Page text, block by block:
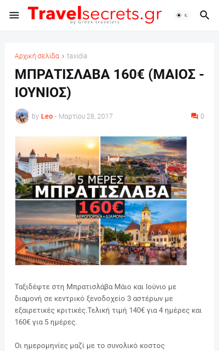
Αρχική σελίδα taxidia
ΜΠΡΑΤΙΣΛΑΒΑ 160€ (ΜΑΙΟΣ -
ΙΟΥΝΙΟΣ)
by Leo - Μαρτίου 28, 2017 0
Ταξιδέψτε στη Μπρατισλάβα Μάιο και Ιούνιο με
διαμονή σε κεντρικό ξενοδοχείο 3 αστέρων με
εξαιρετικές κριτικές.Τελική τιμή 140€ για 4 ημέρες και
160€ για 5 ημέρες.
Οι ημερομηνίες μαζί με το συνολικό κοστος